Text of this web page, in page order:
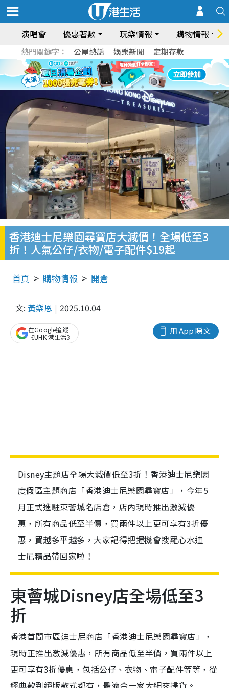
演唱會 優惠著數 玩樂情報 購物情報
熱門關鍵字： 公屋熱話 娛樂新聞 定期存款
香港迪士尼樂園尋寶店大減價！全場低至3
折！人氣公仔/衣物/電子配件$19起
首頁 購物情報 開倉
文: 黃樂恩 2025.10.04
用 App 睇文
在Google追蹤
《UHK 港生活》
Disney主題店全場大減價低至3折！香港迪士尼樂園
度假區主題商店「香港迪士尼樂園尋寶店」，今年5
月正式進駐東薈城名店倉，店內現時推出激減優
惠，所有商品低至半價，買兩件以上更可享有3折優
惠，買越多平越多，大家記得把握機會搜羅心水迪
士尼精品帶回家啦！
東薈城Disney店全場低至3
折
香港首間市區迪士尼商店「香港迪士尼樂園尋寶店」，
現時正推出激減優惠，所有商品低至半價，買兩件以上
更可享有3折優惠，包括公仔、衣物、電子配件等等，從